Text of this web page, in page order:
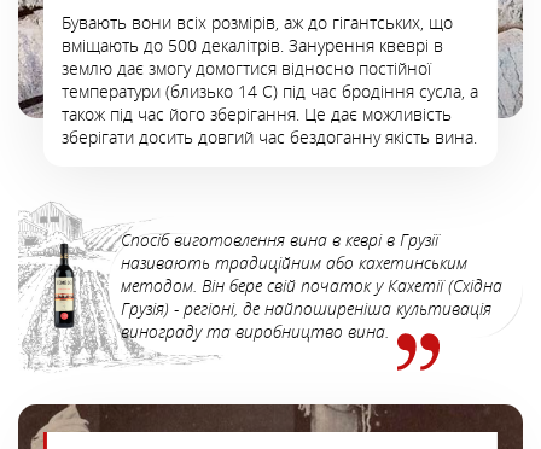
Бувають вони всіх розмірів, аж до гігантських, що
вміщають до 500 декалітрів. Занурення квеврі в
землю дає змогу домогтися відносно постійної
температури (близько 14 С) під час бродіння сусла, а
також під час його зберігання. Це дає можливість
зберігати досить довгий час бездоганну якість вина.
Спосіб виготовлення вина в кеврі в Грузії
називають традиційним або кахетинським
методом. Він бере свій початок у Кахетії (Східна
Грузія) - регіоні, де найпоширеніша культивація
винограду та виробництво вина.